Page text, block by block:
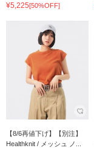
¥5,225[50%OFF]
【8/6再値下げ】【別注】
Healthknit / メッシュ ノ...